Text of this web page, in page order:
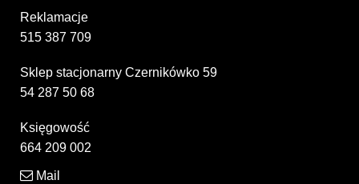
Reklamacje
515 387 709
Sklep stacjonarny Czernikówko 59
54 287 50 68
Księgowość
664 209 002
Mail